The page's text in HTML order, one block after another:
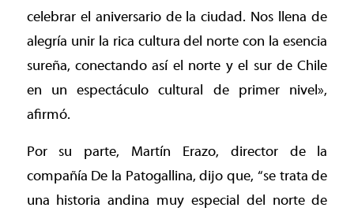
celebrar el aniversario de la ciudad. Nos llena de
alegría unir la rica cultura del norte con la esencia
sureña, conectando así el norte y el sur de Chile
en un espectáculo cultural de primer nivel»,
afirmó.
Por su parte, Martín Erazo, director de la
compañía De la Patogallina, dijo que, “se trata de
una historia andina muy especial del norte de